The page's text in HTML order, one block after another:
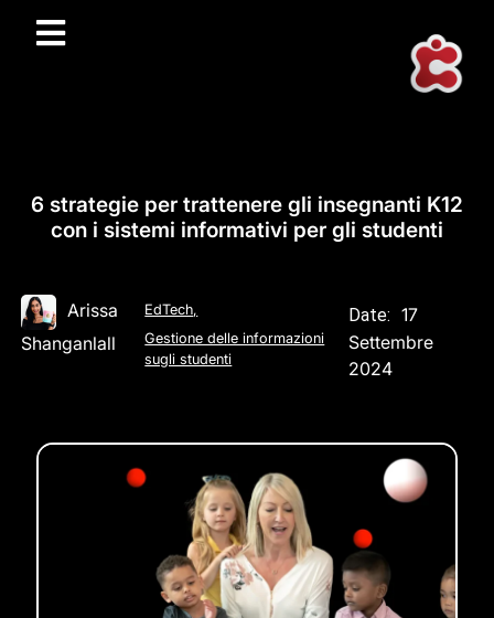
6 strategie per trattenere gli insegnanti K12
con i sistemi informativi per gli studenti
Arissa
Shanganlall
EdTech,
Gestione delle informazioni
sugli studenti
Date: 17
Settembre
2024